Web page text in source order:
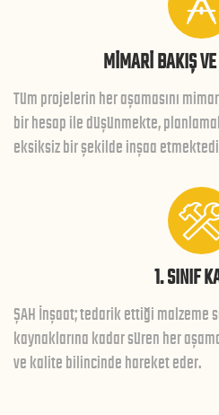
MİMARİ BAKIŞ
Tüm projelerin her aşamasını
bir hesap ile düşünmekte,
eksiksiz bir şekilde inşaa
1. SINIF
ŞAH İnşaat; tedarik ettiği malzeme
kaynaklarına kadar süren her
ve kalite bilincinde hareket eder.